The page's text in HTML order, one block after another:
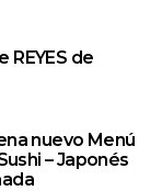
REYES de
nuevo Menú
– Japonés